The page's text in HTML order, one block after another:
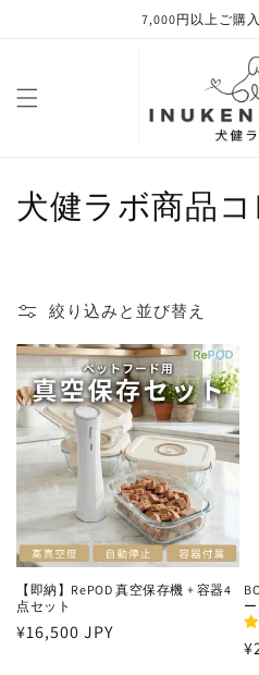
7,000円以上ご購
コ
シ
ョ
ン
:
犬健ラボ商品
絞り込みと並び替え
【即納】RePOD 真空保存機 + 容器4
点セット
通
¥16,500 JPY